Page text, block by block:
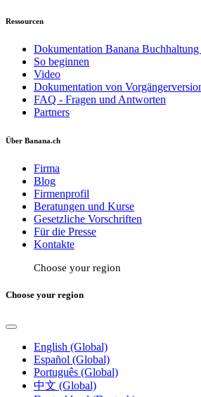
Ressourcen
Dokumentation Banana Buchhaltung
So beginnen
Video
Dokumentation von
FAQ - Fragen und Antworten
Partners
Über Banana.ch
Firma
Blog
Firmenprofil
Beratungen und Kurse
Gesetzliche Vorschriften
Für die Presse
Kontakte
Choose your region
Choose your region
English (Global)
Español (Global)
Português (Global)
中文 (Global)